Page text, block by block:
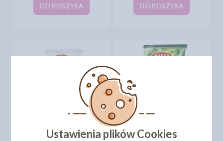
DO KOSZYKA DO KOSZYKA
50G
SOLONE 100G
Ustawienia plików Cookies